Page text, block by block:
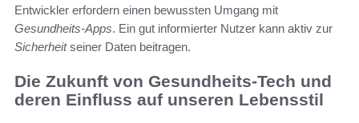
Entwickler erfordern einen bewussten Umgang mit
Gesundheits-Apps. Ein gut informierter Nutzer kann aktiv zur
Sicherheitseiner Daten beitragen.
Die Zukunft von Gesundheits-Tech und
deren Einfluss auf unseren Lebensstil